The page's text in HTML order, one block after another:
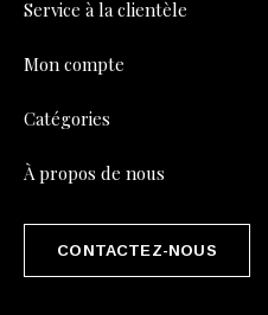
Service à la clientèle
Mon compte
Catégories
À propos de nous
CONTACTEZ-NOUS